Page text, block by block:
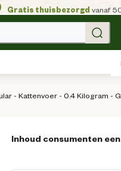
Gratis thuisbezorgd vanaf
- Kattenvoer - 0.4 Kilogram -
Inhoud consumenten